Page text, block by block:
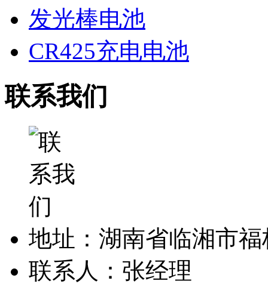
发光棒电池
CR425充电电池
联系我们
地址：湖南省临湘市
联系人：张经理